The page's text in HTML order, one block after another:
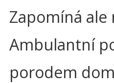
Zapomíná
Ambulantní
porodem